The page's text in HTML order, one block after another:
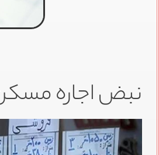
نبض اجاره